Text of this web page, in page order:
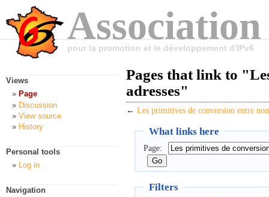
pour la promotion et le développement d'IPv6
Pages that link to
adresses"
← Les primitives de conversion entre
What links here
Page:
Filters
Views
Page
Discussion
View source
History
Personal tools
Log in
Navigation